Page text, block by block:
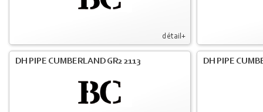
détail+
DH PIPE CUMBERLAND GR2 2113 DH PIPE